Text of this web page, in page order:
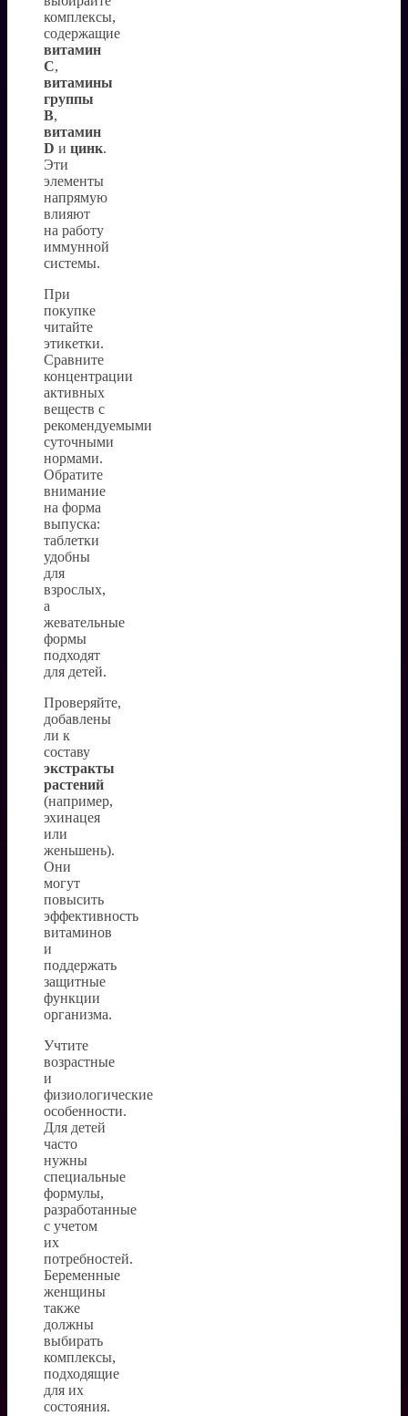
комплексы,
содержащие
витамин
C,
витамины
группы
B,
витамин
D и цинк.
Эти
элементы
напрямую
влияют
на работу
иммунной
системы.
При
покупке
читайте
этикетки.
Сравните
концентрации
активных
веществ с
рекомендуемыми
суточными
нормами.
Обратите
внимание
на форма
выпуска:
таблетки
удобны
для
взрослых,
а
жевательные
формы
подходят
для детей.
Проверяйте,
добавлены
ли к
составу
экстракты
растений
(например,
эхинацея
или
женьшень).
Они
могут
повысить
эффективность
витаминов
и
поддержать
защитные
функции
организма.
Учтите
возрастные
и
физиологические
особенности.
Для детей
часто
нужны
специальные
формулы,
разработанные
с учетом
их
потребностей.
Беременные
женщины
также
должны
выбирать
комплексы,
подходящие
для их
состояния.